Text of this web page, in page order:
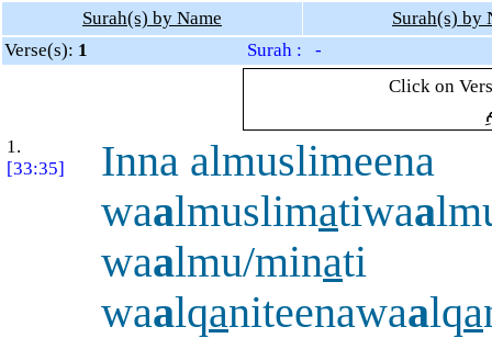
Surah(s) by Name
Surah(s) by
Verse(s): 1
Surah : -
Click on
1.
[33:35]
Inna almuslimeena
waalmuslimatiwaa
waalmu/minati
waalqaniteenawaalqa